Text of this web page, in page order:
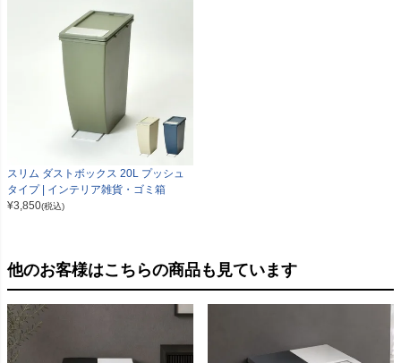
スリム ダストボックス 20L プッシュ
タイプ | インテリア雑貨・ゴミ箱
¥3,850(税込)
他のお客様はこちらの商品も見ています